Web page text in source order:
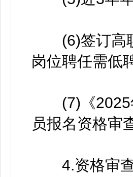
(6)签订高职
岗位聘任需低
(7)《2025年
员报名资格审
4.资格审查